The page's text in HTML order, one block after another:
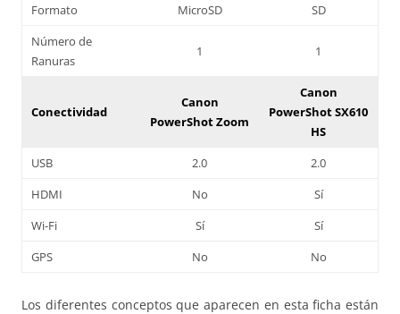
Formato
MicroSD
SD
Número de
Ranuras
1 1
Conectividad
Canon
PowerShot Zoom
Canon
PowerShot SX610
HS
USB
2.0
2.0
HDMI
No
Sí
Wi-Fi
Sí
Sí
GPS
No No
Los diferentes conceptos que aparecen en esta ficha están